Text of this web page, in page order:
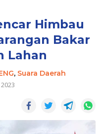
Himbau
Bakar
Lahan
, Suara Daerah